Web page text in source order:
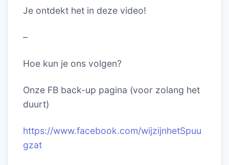
Je ontdekt het in deze video!
–
Hoe kun je ons volgen?
Onze FB back-up pagina (voor zolang het
duurt)
https://www.facebook.com/wijzijnhetSpuu
gzat